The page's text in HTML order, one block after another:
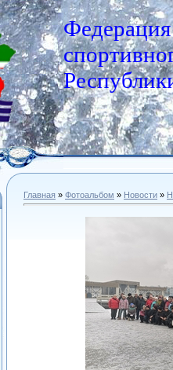
Федерация
Главная » Фотоальбом » Новости »